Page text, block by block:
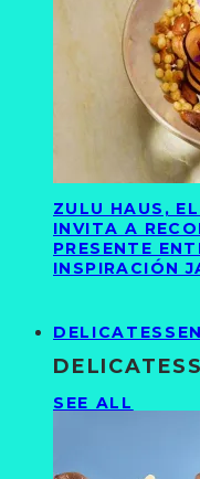
ZULU HAUS,
INVITA A
PRESENTE
INSPIRACIÓN
DELICATESSEN
SEE ALL